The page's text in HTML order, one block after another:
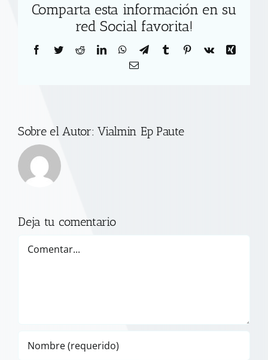
Comparta esta información en su
red Social favorita!
Facebook
TwitterRedditLinkedInWhatsApp
TelegramTumblr Pinterest
Vk
Xing
Correo
Sobre el Autor:Vialmin Ep Paute
Deja tu comentario